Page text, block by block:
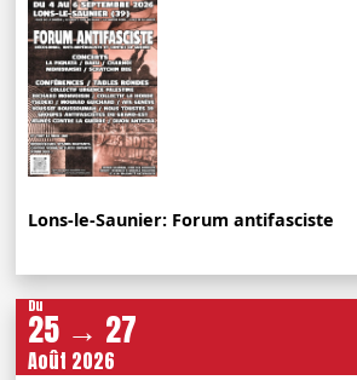
Lons-le-Saunier: Forum antifasciste
Du
25 → 27
Août 2026